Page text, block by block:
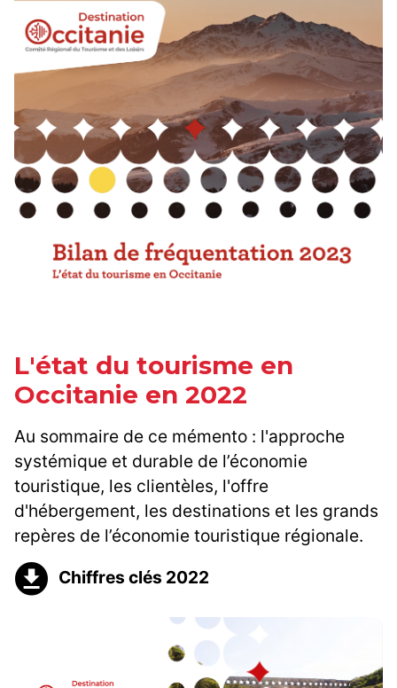
L'état du tourisme en
Occitanie en 2022
Au sommaire de ce mémento : l'approche
systémique et durable de l’économie
touristique, les clientèles, l'offre
d'hébergement, les destinations et les grands
repères de l’économie touristique régionale.
Chiffres clés 2022